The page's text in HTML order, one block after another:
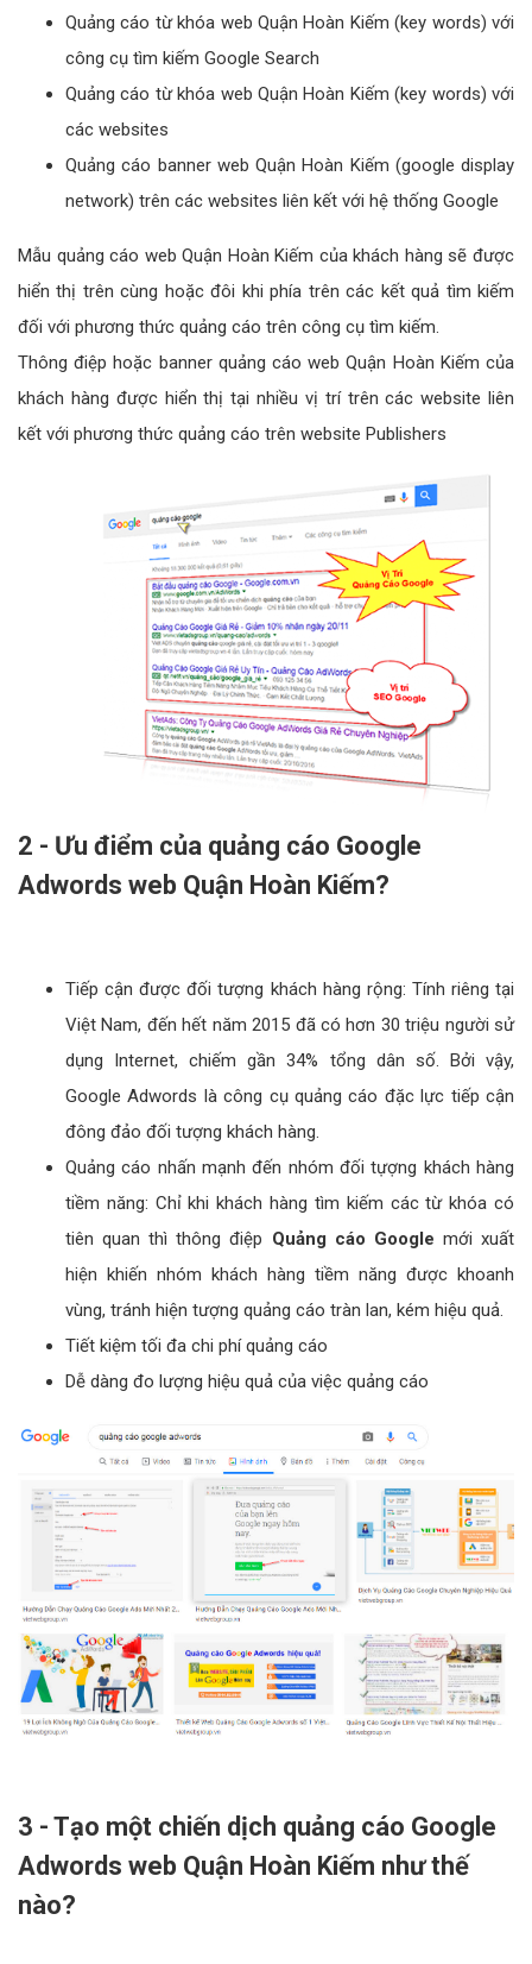
Quảng cáo từ khóa web Quận Hoàn Kiếm (key words) với
công cụ tìm kiếm Google Search
Quảng cáo từ khóa web Quận Hoàn Kiếm (key words) với
các websites
Quảng cáo banner web Quận Hoàn Kiếm (google display
network) trên các websites liên kết với hệ thống Google
Mẫu quảng cáo web Quận Hoàn Kiếm của khách hàng sẽ được
hiển thị trên cùng hoặc đôi khi phía trên các kết quả tìm kiếm
đối với phương thức quảng cáo trên công cụ tìm kiếm.
Thông điệp hoặc banner quảng cáo web Quận Hoàn Kiếm của
khách hàng được hiển thị tại nhiều vị trí trên các website liên
kết với phương thức quảng cáo trên website Publishers
2 - Ưu điểm của quảng cáo Google
Adwords web Quận Hoàn Kiếm?
Tiếp cận được đối tượng khách hàng rộng: Tính riêng tại
Việt Nam, đến hết năm 2015 đã có hơn 30 triệu người sử
dụng Internet, chiếm gần 34% tổng dân số. Bởi vậy,
Google Adwords là công cụ quảng cáo đặc lực tiếp cận
đông đảo đối tượng khách hàng.
Quảng cáo nhấn mạnh đến nhóm đối tựợng khách hàng
tiềm năng: Chỉ khi khách hàng tìm kiếm các từ khóa có
tiên quan thì thông điệp Quảng cáo Google mới xuất
hiện khiến nhóm khách hàng tiềm năng được khoanh
vùng, tránh hiện tượng quảng cáo tràn lan, kém hiệu quả.
Tiết kiệm tối đa chi phí quảng cáo
Dễ dàng đo lượng hiệu quả của việc quảng cáo
3 - Tạo một chiến dịch quảng cáo Google
Adwords web Quận Hoàn Kiếm như thế
nào?